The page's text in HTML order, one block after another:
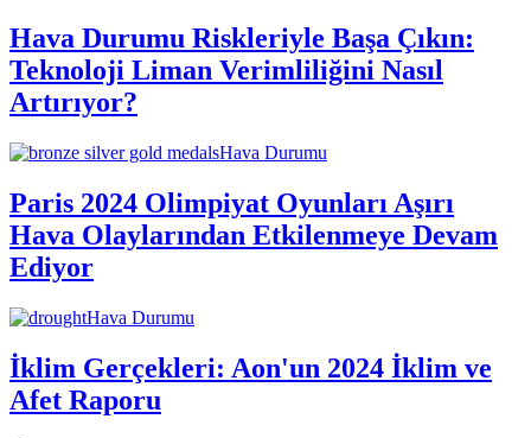
Hava Durumu Riskleriyle Başa Çıkın:
Teknoloji Liman Verimliliğini Nasıl
Artırıyor?
Hava Durumu
Paris 2024 Olimpiyat Oyunları Aşırı
Hava Olaylarından Etkilenmeye Devam
Ediyor
Hava Durumu
İklim Gerçekleri: Aon'un 2024 İklim ve
Afet Raporu